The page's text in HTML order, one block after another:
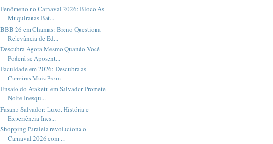
Fenômeno no Carnaval 2026: Bloco As
Muquiranas Bat...
BBB 26 em Chamas: Breno Questiona
Relevância de Ed...
Descubra Agora Mesmo Quando Você
Poderá se Aposent...
Faculdade em 2026: Descubra as
Carreiras Mais Prom...
Ensaio do Araketu em Salvador Promete
Noite Inesqu...
Fasano Salvador: Luxo, História e
Experiência Ines...
Shopping Paralela revoluciona o
Carnaval 2026 com ...